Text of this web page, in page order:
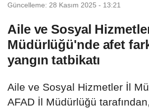
Güncelleme: 28 Kasım 2025 - 13:21
Aile ve Sosyal
Müdürlüğü'nde afet
yangın tatbikatı
Aile ve Sosyal Hizmetler İl
AFAD İl Müdürlüğü